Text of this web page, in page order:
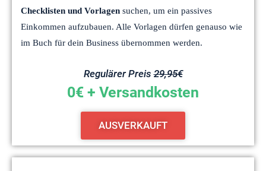
Checklisten und Vorlagen suchen, um ein passives
Einkommen aufzubauen. Alle Vorlagen dürfen genauso wie
im Buch für dein Business übernommen werden.
Regulärer Preis29,95€
0€ + Versandkosten
AUSVERKAUFT